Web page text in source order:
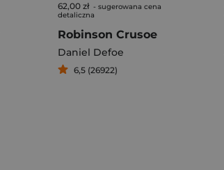
62,00 zł - sugerowana cena
detaliczna
Robinson Crusoe
Daniel Defoe
6,5 (26922)